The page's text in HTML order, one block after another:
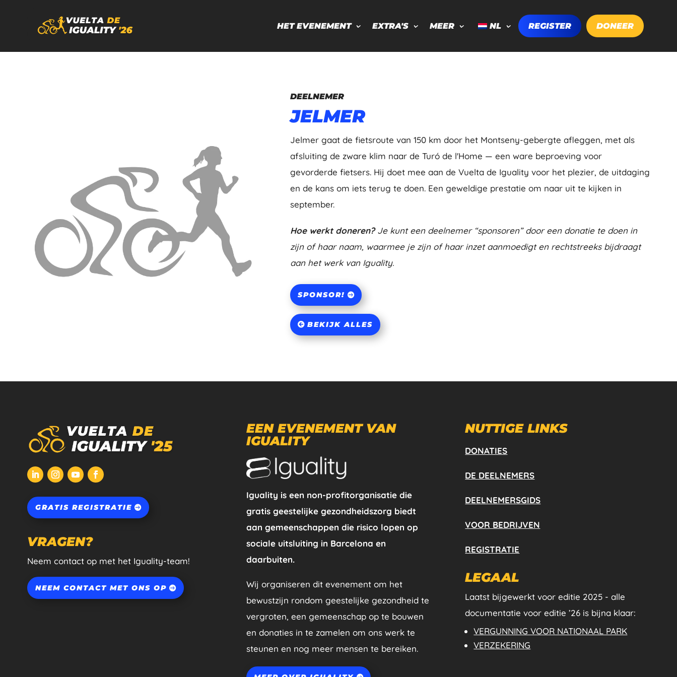
HET EVENEMENT EXTRA'S MEER NL REGISTER DONEER
DEELNEMER
JELMER
Jelmer gaat de fietsroute van 150 km door het Montseny-gebergte afleggen, met als
afsluiting de zware klim naar de Turó de l'Home — een ware beproeving voor
gevorderde fietsers. Hij doet mee aan de Vuelta de Iguality voor het plezier, de uitdaging
en de kans om iets terug te doen. Een geweldige prestatie om naar uit te kijken in
september.
Hoe werkt doneren?Je kunt een deelnemer “sponsoren” door een donatie te doen in
zijn of haar naam, waarmee je zijn of haar inzet aanmoedigt en rechtstreeks bijdraagt
aan het werk van Iguality.
SPONSOR!
BEKIJK ALLES
GRATIS REGISTRATIE
VRAGEN?
Neem contact op met het Iguality-team!
NEEM CONTACT MET ONS OP
EEN EVENEMENT VAN
IGUALITY
Iguality is een non-profitorganisatie die
gratis geestelijke gezondheidszorg biedt
aan gemeenschappen die risico lopen op
sociale uitsluiting in Barcelona en
daarbuiten.
Wij organiseren dit evenement om het
bewustzijn rondom geestelijke gezondheid te
vergroten, een gemeenschap op te bouwen
en donaties in te zamelen om ons werk te
steunen en nog meer mensen te bereiken.
NUTTIGE LINKS
DONATIES
DE DEELNEMERS
DEELNEMERSGIDS
VOOR BEDRIJVEN
REGISTRATIE
LEGAAL
Laatst bijgewerkt voor editie 2025 - alle
documentatie voor editie ’26 is bijna klaar:
VERGUNNING VOOR NATIONAAL PARK
VERZEKERING